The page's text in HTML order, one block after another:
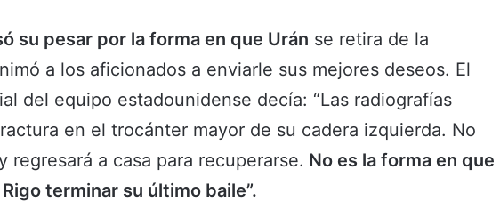
su pesar por la forma en que Urán se retira de la
a los aficionados a enviarle sus mejores deseos. El
del equipo estadounidense decía: “Las radiografías
en el trocánter mayor de su cadera izquierda. No
regresará a casa para recuperarse. No es la forma en que
terminar su último baile”.